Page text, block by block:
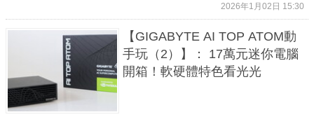
2026年1月02日 15:30
【GIGABYTE AI TOP ATOM動
手玩（2）】： 17萬元迷你電腦
開箱！軟硬體特色看光光